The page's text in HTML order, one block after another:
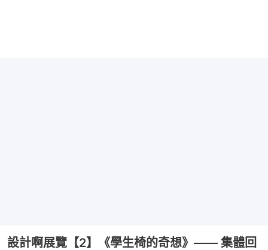
設計啊展覽【2】《學生椅的奇想》—— 集體回